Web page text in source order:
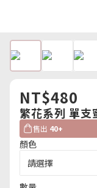
NT$480
繁花系列 單支
售出 40+
顏色